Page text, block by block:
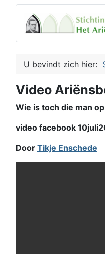
U bevindt zich hier:
Video
Wie is toch die man
video facebook
Door Tikje Enschede